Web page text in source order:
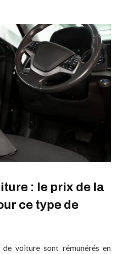
: le prix de la
ce type de
voiture sont rémunérés en